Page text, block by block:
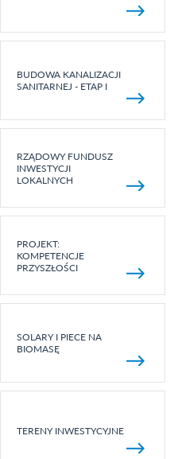
BUDOWA KANALIZACJI
SANITARNEJ - ETAP I
RZĄDOWY FUNDUSZ
INWESTYCJI
LOKALNYCH
PROJEKT:
KOMPETENCJE
PRZYSZŁOŚCI
SOLARY I PIECE NA
BIOMASĘ
TERENY INWESTYCYJNE